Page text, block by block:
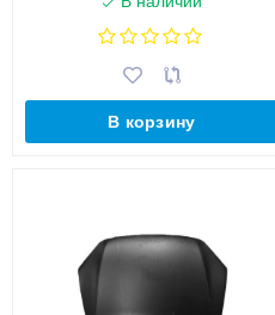
В корзину